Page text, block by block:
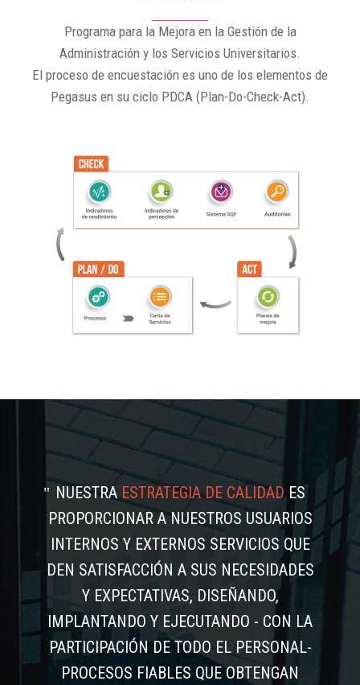
Programa para la Mejora en la Gestión de la
Administración y los Servicios Universitarios.
El proceso de encuestación es uno de los elementos de
Pegasus en su ciclo PDCA (Plan-Do-Check-Act).
NUESTRAESTRATEGIA DE CALIDADES
PROPORCIONAR A NUESTROS USUARIOS
INTERNOS Y EXTERNOS SERVICIOS QUE
DEN SATISFACCIÓN A SUS NECESIDADES
Y EXPECTATIVAS, DISEÑANDO,
IMPLANTANDO Y EJECUTANDO - CON LA
PARTICIPACIÓN DE TODO EL PERSONAL-
PROCESOS FIABLES QUE OBTENGAN